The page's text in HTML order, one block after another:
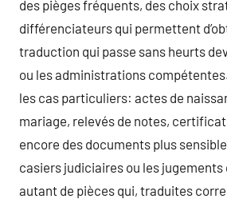
des pièges fréquents, des choix
différenciateurs qui permettent
traduction qui passe sans heurts
ou les administrations
les cas particuliers: actes de
mariage, relevés de notes,
encore des documents plus
casiers judiciaires ou les jugements
autant de pièces qui, traduites